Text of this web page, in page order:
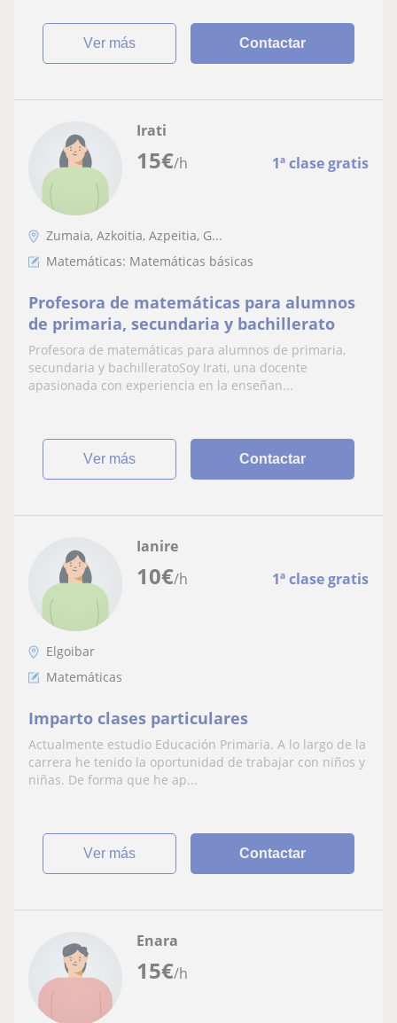
ver más Contactar
15€/h 1ª clase gratis
Irati
Zumaia, Azkoitia, Azpeitia, G...
Matemáticas: Matemáticas básicas
Profesora de matemáticas para alumnos
de primaria, secundaria y bachillerato
Profesora de matemáticas para alumnos de primaria,
secundaria y bachilleratoSoy Irati, una docente
apasionada con experiencia en la enseñan...
ver más Contactar
10€/h 1ª clase gratis
Ianire
Elgoibar
Matemáticas
Imparto clases particulares
Actualmente estudio Educación Primaria. A lo largo de la
carrera he tenido la oportunidad de trabajar con niños y
niñas. De forma que he ap...
ver más Contactar
15€/h
Enara